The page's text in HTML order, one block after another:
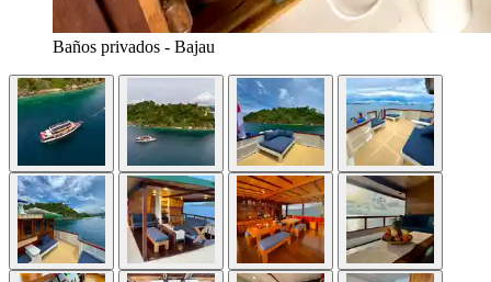
Baños privados - Bajau